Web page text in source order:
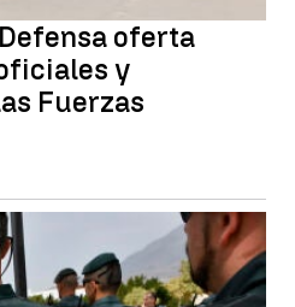
oferta
y
Fuerzas